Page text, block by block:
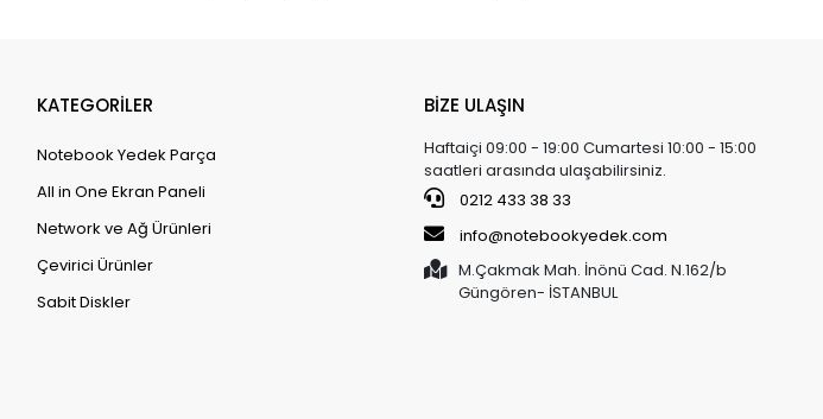
KATEGORİLER
Notebook Yedek Parça
All in One Ekran Paneli
Network ve Ağ Ürünleri
Çevirici Ürünler
Sabit Diskler
BİZE ULAŞIN
Haftaiçi 09:00 - 19:00 Cumartesi 10:00 - 15:00
saatleri arasında ulaşabilirsiniz.
0212 433 38 33
info@notebookyedek.com
M.Çakmak Mah. İnönü Cad. N.162/b
Güngören- İSTANBUL